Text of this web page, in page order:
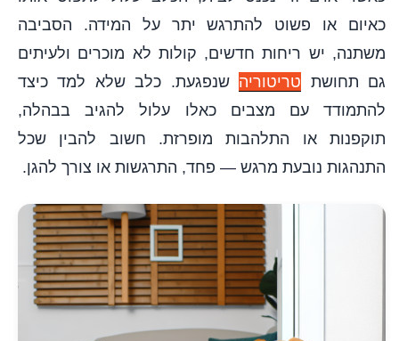
כאיום או פשוט להתרגש יתר על המידה. הסביבה
משתנה, יש ריחות חדשים, קולות לא מוכרים ולעיתים
גם תחושת טריטוריה שנפגעת. כלב שלא למד כיצד
להתמודד עם מצבים כאלו עלול להגיב בבהלה,
תוקפנות או התלהבות מופרזת. חשוב להבין שכל
התנהגות נובעת מרגש — פחד, התרגשות או צורך להגן.